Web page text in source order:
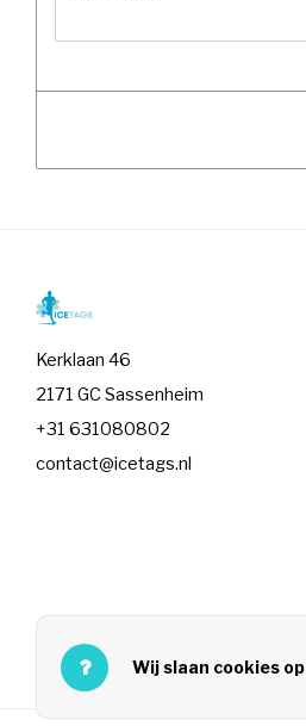
Kerklaan 46
2171 GC Sassenheim
+31 631080802
contact@icetags.nl
Wij slaan cookies